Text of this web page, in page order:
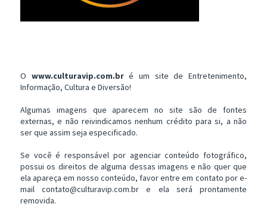
O www.culturavip.com.bré um site de Entretenimento,
Informação, Cultura e Diversão!
Algumas imagens que aparecem no site são de fontes
externas, e não reivindicamos nenhum crédito para si, a não
ser que assim seja especificado.
Se você é responsável por agenciar conteúdo fotográfico,
possui os direitos de alguma dessas imagens e não quer que
ela apareça em nosso conteúdo, favor entre em contato por e-
mail contato@culturavip.com.br e ela será prontamente
removida.